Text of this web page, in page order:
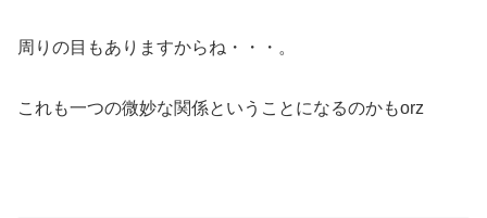
周りの目もありますからね・・・。
これも一つの微妙な関係ということになるのかもorz